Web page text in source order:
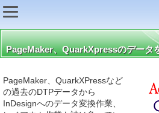
PageMaker、QuarkXpressのデータ
PageMaker、QuarkXPressなど
の過去のDTPデータから
InDesignへのデータ変換作業、